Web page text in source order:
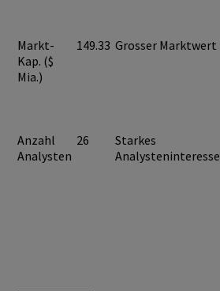
Markt-
Kap. ($
Mia.)
149.33 Grosser Marktwert
Anzahl
Analysten
26
Starkes
Analysteninteresse